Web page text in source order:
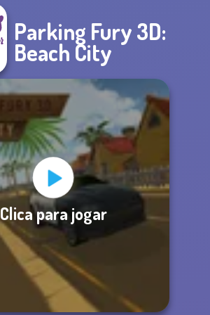
Parking Fury 3D:
Beach City
Clica para jogar